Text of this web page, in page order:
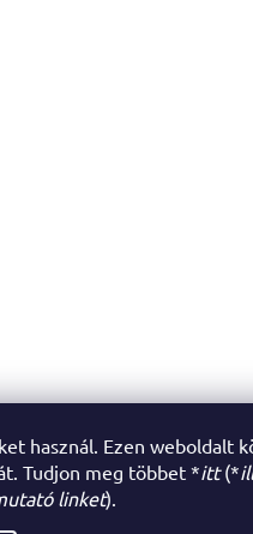
használ. Ezen weboldalt
Tudjon meg többet *itt(*
linket).